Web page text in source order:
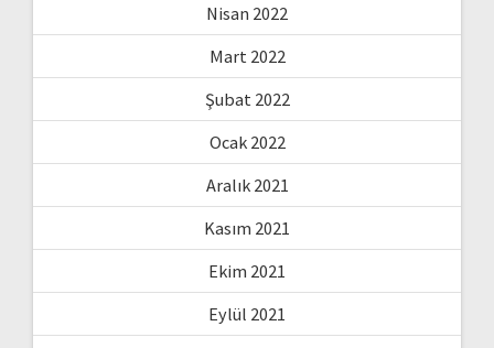
Nisan 2022
Mart 2022
Şubat 2022
Ocak 2022
Aralık 2021
Kasım 2021
Ekim 2021
Eylül 2021